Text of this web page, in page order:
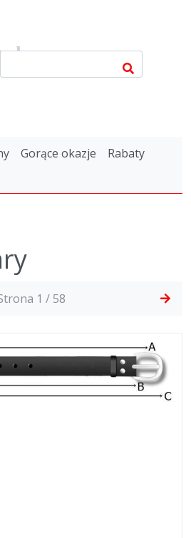
.pl
Gorące okazje
Rabaty
1 / 58